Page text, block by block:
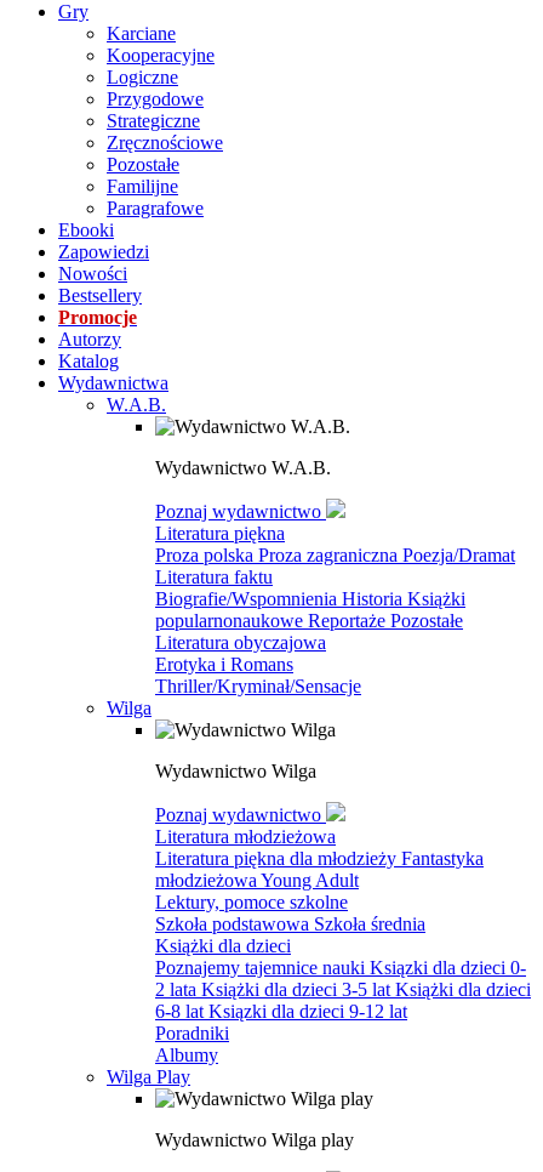
Gry
Karciane
Kooperacyjne
Logiczne
Przygodowe
Strategiczne
Zręcznościowe
Pozostałe
Familijne
Paragrafowe
Ebooki
Zapowiedzi
Nowości
Bestsellery
Promocje
Autorzy
Katalog
Wydawnictwa
W.A.B.
Wydawnictwo W.A.B.
Poznaj wydawnictwo
Literatura piękna
Proza polska Proza zagraniczna Poezja/Dramat
Literatura faktu
Biografie/Wspomnienia Historia Książki
popularnonaukowe Reportaże Pozostałe
Literatura obyczajowa
Erotyka i Romans
Thriller/Kryminał/Sensacje
Wilga
Wydawnictwo Wilga
Poznaj wydawnictwo
Literatura młodzieżowa
Literatura piękna dla młodzieży Fantastyka
młodzieżowa Young Adult
Lektury, pomoce szkolne
Szkoła podstawowa Szkoła średnia
Książki dla dzieci
Poznajemy tajemnice nauki Ksiązki dla dzieci 0-
2 lata Książki dla dzieci 3-5 lat Książki dla dzieci
6-8 lat Ksiązki dla dzieci 9-12 lat
Poradniki
Albumy
Wilga Play
Wydawnictwo Wilga play